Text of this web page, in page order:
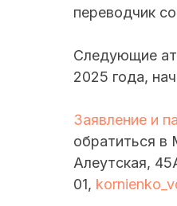
переводчик
Следующие
2025 года,
Заявление и
обратиться в
Алеутская,
01,